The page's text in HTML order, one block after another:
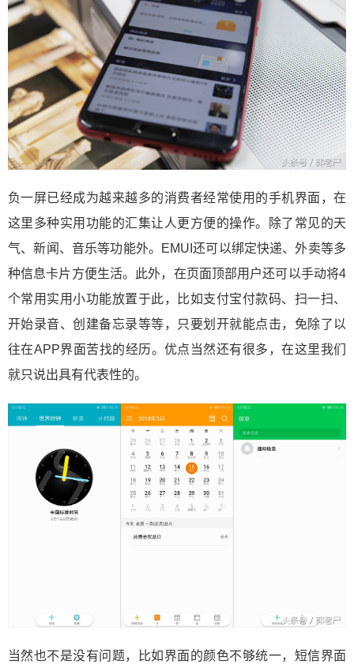
负一屏已经成为越来越多的消费者经常使用的手机界面，在
这里多种实用功能的汇集让人更方便的操作。除了常见的天
气、新闻、音乐等功能外。EMUI还可以绑定快递、外卖等多
种信息卡片方便生活。此外，在页面顶部用户还可以手动将4
个常用实用小功能放置于此，比如支付宝付款码、扫一扫、
开始录音、创建备忘录等等，只要划开就能点击，免除了以
往在APP界面苦找的经历。优点当然还有很多，在这里我们
就只说出具有代表性的。
当然也不是没有问题，比如界面的颜色不够统一，短信界面